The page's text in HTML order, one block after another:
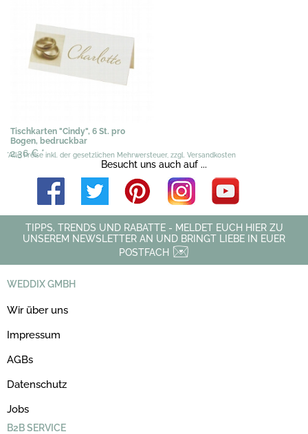
Tischkarten "Cindy", 6 St. pro
Bogen, bedruckbar
2,36 €*
*Alle Preise inkl. der gesetzlichen Mehrwersteuer, zzgl. Versandkosten
Besucht uns auch auf ...
TIPPS, TRENDS UND RABATTE - MELDET EUCH HIER ZU
UNSEREM NEWSLETTER AN UND BRINGT LIEBE IN EUER
POSTFACH
WEDDIX GMBH
Wir über uns
Impressum
AGBs
Datenschutz
Jobs
B2B SERVICE